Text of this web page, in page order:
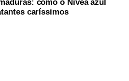
como o Nivea azul
caríssimos